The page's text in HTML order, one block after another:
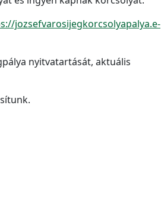
jozsefvarosijegkorcsolyapalya.e-
nyitvatartását, aktuális